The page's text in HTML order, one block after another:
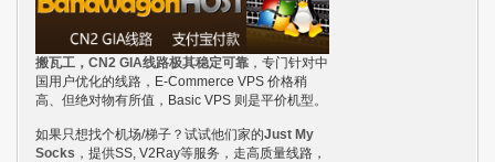
搬瓦工，CN2 GIA线路极其稳定可靠 ，专门针对中
国用户优化的线路，E-Commerce VPS 价格稍
高、但绝对物有所值，Basic VPS 则是平价机型。
如果只想找个机场/梯子？试试他们家的Just My
Socks ，提供SS, V2Ray等服务，走高质量线路，